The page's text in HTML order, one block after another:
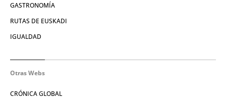
GASTRONOMÍA
RUTAS DE EUSKADI
IGUALDAD
Otras Webs
CRÓNICA GLOBAL